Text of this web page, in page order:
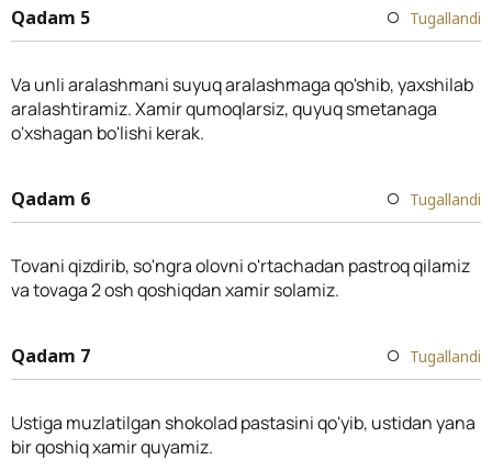
Qadam 5 Tugallandi
Va unli aralashmani suyuq aralashmaga qo'shib, yaxshilab
aralashtiramiz. Xamir qumoqlarsiz, quyuq smetanaga
o'xshagan bo'lishi kerak.
Qadam 6 Tugallandi
Tovani qizdirib, so'ngra olovni o'rtachadan pastroq qilamiz
va tovaga 2 osh qoshiqdan xamir solamiz.
Qadam 7 Tugallandi
Ustiga muzlatilgan shokolad pastasini qo'yib, ustidan yana
bir qoshiq xamir quyamiz.